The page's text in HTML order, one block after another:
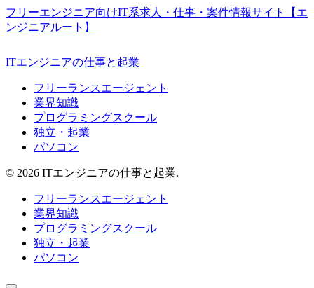
フリーエンジニア向けIT系求人・仕事・案件情報サイト【エ
ンジニアルート】
ITエンジニアの仕事と起業
フリーランスエージェント
業界知識
プログラミングスクール
独立・起業
パソコン
© 2026 ITエンジニアの仕事と起業.
フリーランスエージェント
業界知識
プログラミングスクール
独立・起業
パソコン